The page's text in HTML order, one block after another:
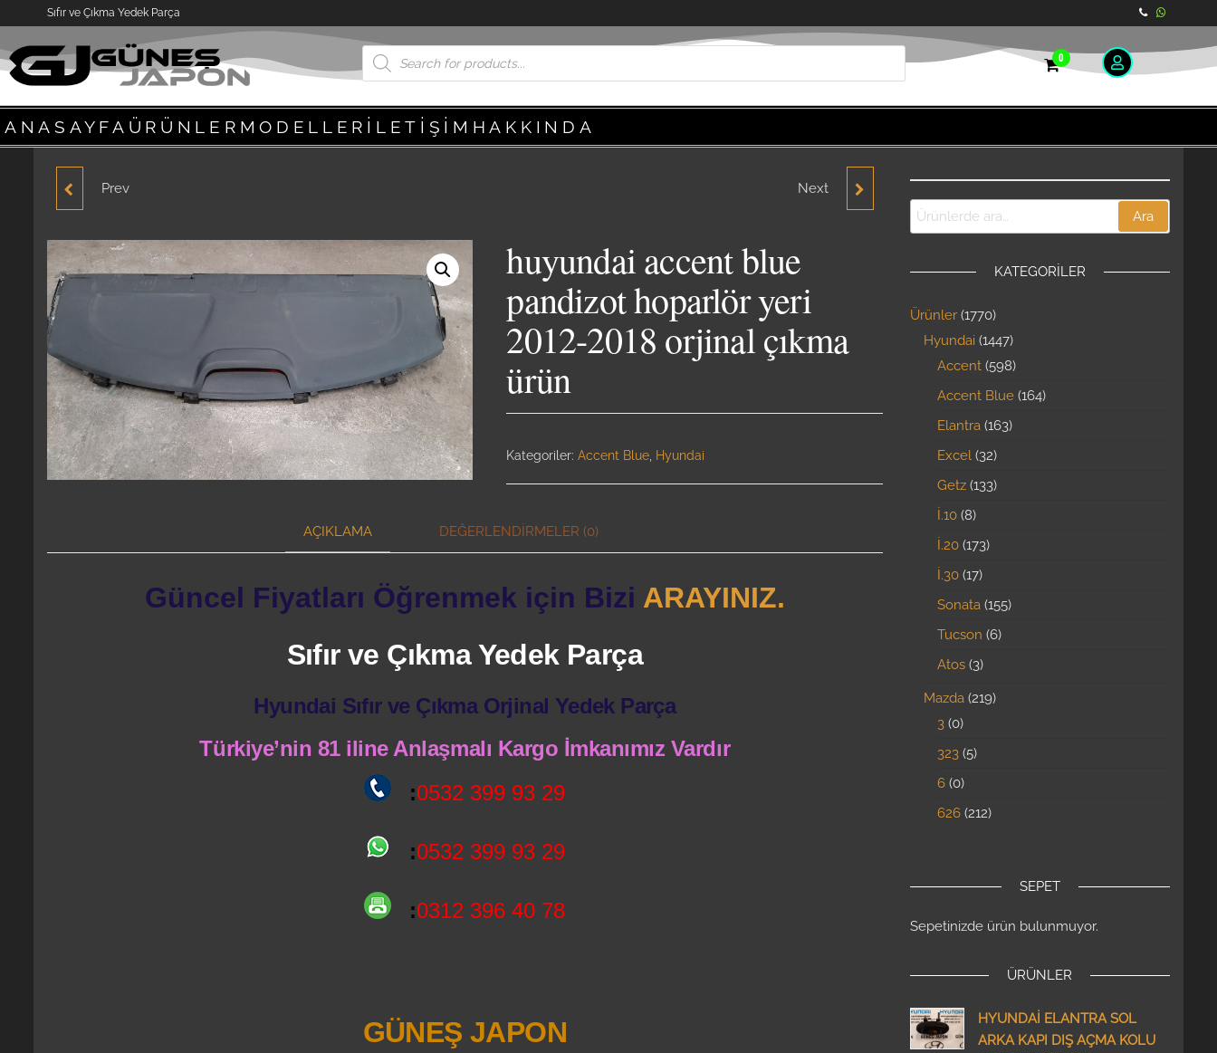
Sıfır ve Çıkma Yedek Parça
0
ANASAYFA ÜRÜNLER MODELLER İLETIŞIM HAKKINDA
HYUNDAİ ACCENT
TAKIMI 2012-2018
Prev HYUNDAI ACCENT
DÖŞEMESI 2012-2018
ORJINAL ÇIKMA ÜRÜN
Next
huyundai accent blue
pandizot hoparlör yeri
2012-2018 orjinal çıkma
ürün
Kategoriler:Accent Blue Hyundai
AÇIKLAMA DEĞERLENDIRMELER (0)
Güncel Fiyatları Öğrenmek için Bizi ARAYINIZ.
Sıfır ve Çıkma Yedek Parça
Hyundai Sıfır ve Çıkma Orjinal Yedek Parça
Türkiye’nin 81 iline Anlaşmalı Kargo İmkanımız Vardır
:0532 399 93 29
:0532 399 93 29
:0312 396 40 78
GÜNEŞ JAPON
Ara
KATEGORILER
Ürünler 1770
Hyundai 1447
Accent 598
Accent Blue 164
Elantra 163
Excel 32
Getz 133
İ.10 8
İ.20 173
İ.30 17
Sonata 155
Tucson 6
Atos 3
Mazda 219
3 0
323 5
6 0
626 212
SEPET
Sepetinizde ürün bulunmuyor.
ÜRÜNLER
HYUNDAİ ELANTRA SOL
ARKA KAPI DIŞ AÇMA KOLU